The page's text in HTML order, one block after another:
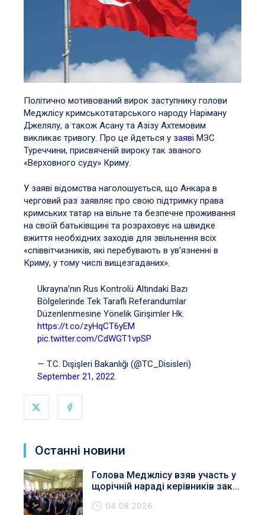
Політично мотивований вирок заступнику голови
Меджлісу кримськотатарського народу Наріману
Джелялу, а також Асану та Азізу Ахтемовим
викликає тривогу. Про це йдеться у заяві МЗС
Туреччини, присвяченій вироку так званого
«Верховного суду» Криму.
У заяві відомства наголошується, що Анкара в
черговий раз заявляє про свою підтримку права
кримських татар на вільне та безпечне проживання
на своїй батьківщині та розраховує на швидке
вжиття необхідних заходів для звільнення всіх
«співвітчизників, які перебувають в ув’язненні в
Криму, у тому числі вищезгаданих».
Ukrayna’nın Rus Kontrolü Altındaki Bazı
Bölgelerinde Tek Taraflı Referandumlar
Düzenlenmesine Yönelik Girişimler Hk.
https://t.co/zyHqCT6yEM
pic.twitter.com/CdWGT1vpSP
— T.C. Dışişleri Bakanlığı (@TC_Disisleri)
September 21, 2022
Останні новини
Голова Меджлісу взяв участь у
щорічній нараді керівників зак...
04.08.2026